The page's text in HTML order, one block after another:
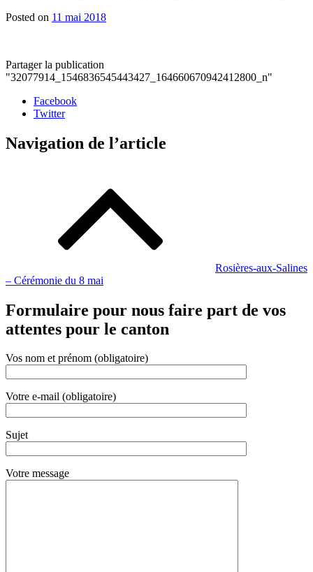
Posted on 11 mai 2018
Partager la publication
"32077914_1546836545443427_164660670942412800_n"
Facebook
Twitter
Navigation de l’article
Rosières-aux-Salines
– Cérémonie du 8 mai
Formulaire pour nous faire part de vos
attentes pour le canton
Vos nom et prénom (obligatoire)
Votre e-mail (obligatoire)
Sujet
Votre message